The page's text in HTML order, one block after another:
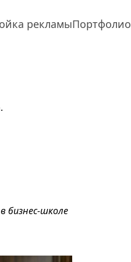
рекламыПортфолио
бизнес-школе